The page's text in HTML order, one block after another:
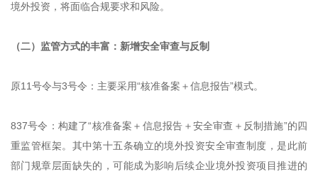
境外投资，将面临合规要求和风险。
（二）监管方式的丰富：新增安全审查与反制
原11号令与3号令：主要采用“核准备案＋信息报告”模式。
837号令：构建了“核准备案＋信息报告＋安全审查＋反制措施”的四
重监管框架。其中第十五条确立的境外投资安全审查制度，是此前
部门规章层面缺失的，可能成为影响后续企业境外投资项目推进的